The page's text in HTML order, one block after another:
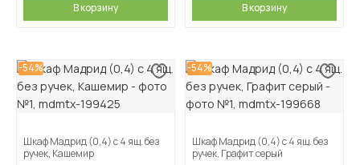
В корзину В корзину
-54%
Шкаф Мадрид (0,4) с 4 ящ. без
ручек, Кашемир
-54%
Шкаф Мадрид (0,4) с 4 ящ. без
ручек, Графит серый